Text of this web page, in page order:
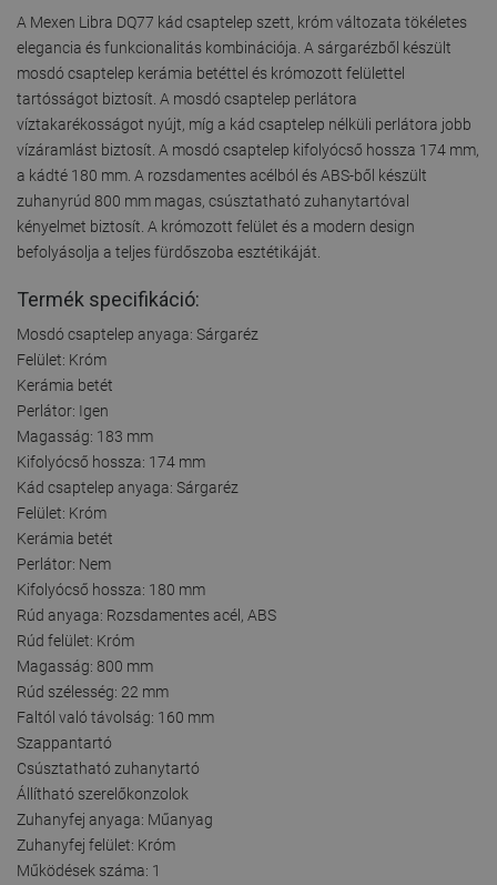
A Mexen Libra DQ77 kád csaptelep szett, króm változata tökéletes
elegancia és funkcionalitás kombinációja. A sárgarézből készült
mosdó csaptelep kerámia betéttel és krómozott felülettel
tartósságot biztosít. A mosdó csaptelep perlátora
víztakarékosságot nyújt, míg a kád csaptelep nélküli perlátora jobb
vízáramlást biztosít. A mosdó csaptelep kifolyócső hossza 174 mm,
a kádté 180 mm. A rozsdamentes acélból és ABS-ből készült
zuhanyrúd 800 mm magas, csúsztatható zuhanytartóval
kényelmet biztosít. A krómozott felület és a modern design
befolyásolja a teljes fürdőszoba esztétikáját.
Termék specifikáció:
Mosdó csaptelep anyaga: Sárgaréz
Felület: Króm
Kerámia betét
Perlátor: Igen
Magasság: 183 mm
Kifolyócső hossza: 174 mm
Kád csaptelep anyaga: Sárgaréz
Felület: Króm
Kerámia betét
Perlátor: Nem
Kifolyócső hossza: 180 mm
Rúd anyaga: Rozsdamentes acél, ABS
Rúd felület: Króm
Magasság: 800 mm
Rúd szélesség: 22 mm
Faltól való távolság: 160 mm
Szappantartó
Csúsztatható zuhanytartó
Állítható szerelőkonzolok
Zuhanyfej anyaga: Műanyag
Zuhanyfej felület: Króm
Működések száma: 1